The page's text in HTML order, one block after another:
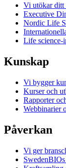
Vi utökar ditt
Executive
Nordic Life
Life science-
Kunskap
Vi bygger
Kurser och
Rapporter
Webbinarier
Påverkan
Vi ger